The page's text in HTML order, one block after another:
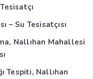
– Su Tesisatçısı
Nallıhan Mahallesi
Tespiti, Nallıhan